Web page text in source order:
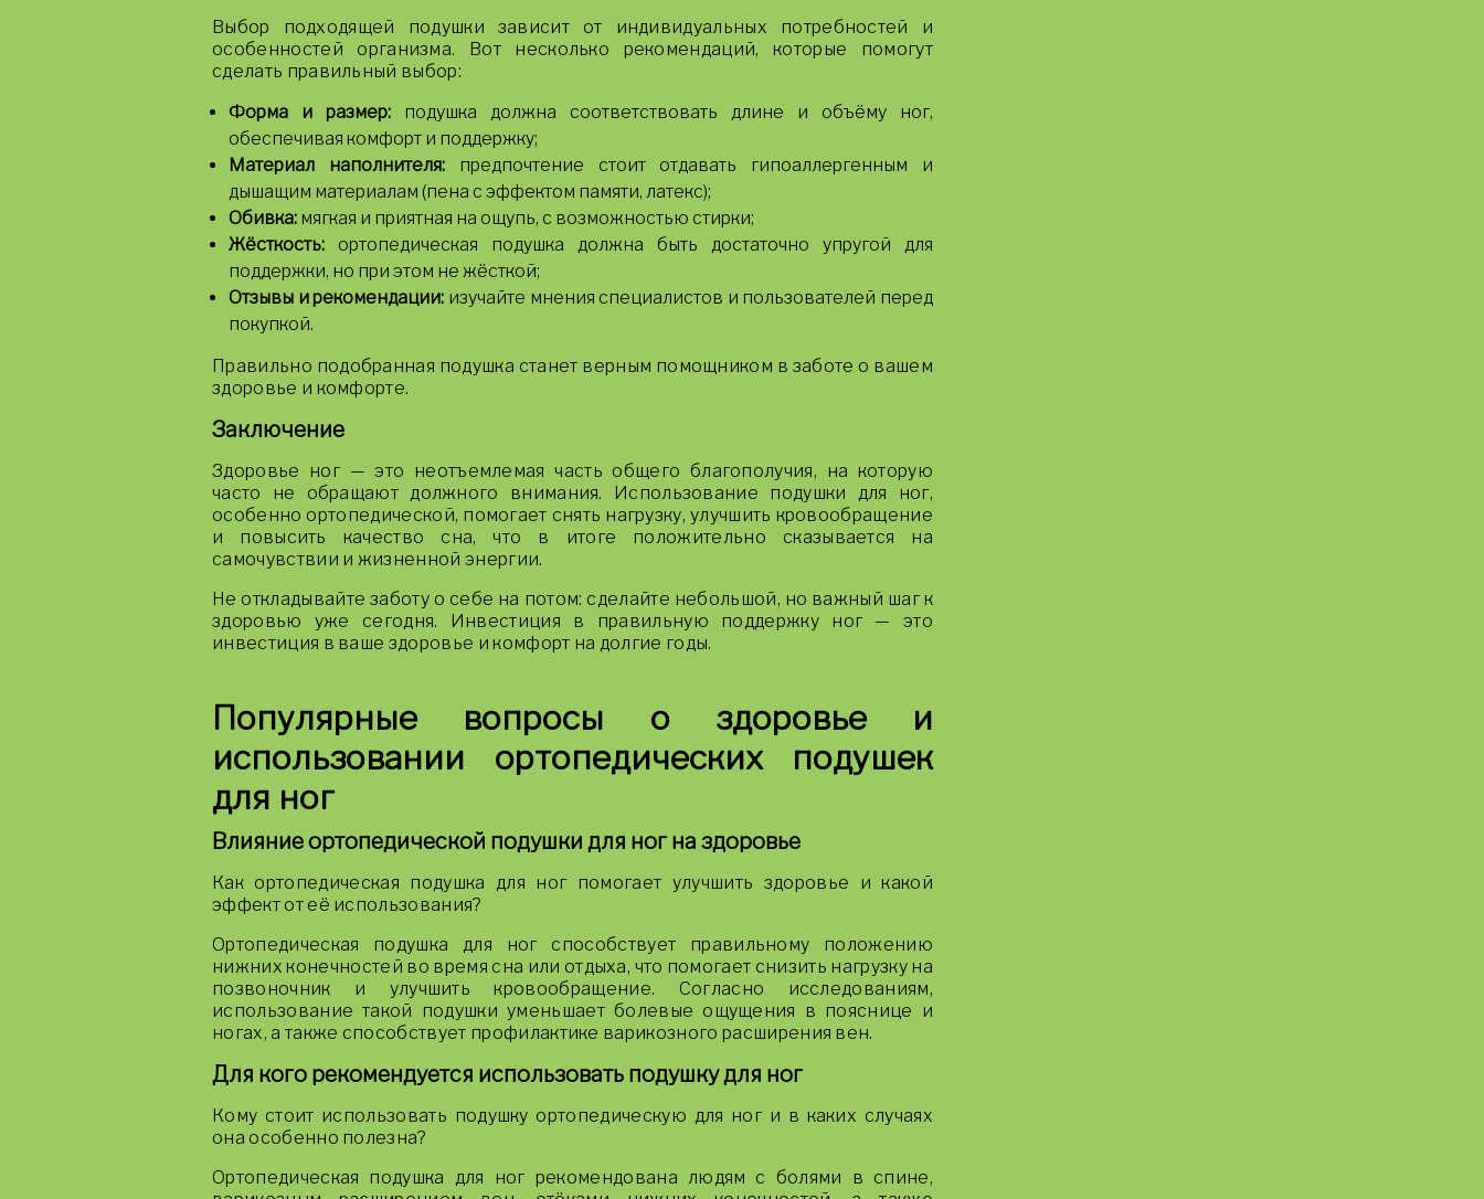
Выбор подходящей подушки зависит от индивидуальных потребностей и
особенностей организма. Вот несколько рекомендаций, которые помогут
сделать правильный выбор:
Форма и размер: подушка должна соответствовать длине и объёму ног,
обеспечивая комфорт и поддержку;
Материал наполнителя:предпочтение стоит отдавать гипоаллергенным и
дышащим материалам (пена с эффектом памяти, латекс);
Обивка: мягкая и приятная на ощупь, с возможностью стирки;
Жёсткость: ортопедическая подушка должна быть достаточно упругой для
поддержки, но при этом не жёсткой;
Отзывы и рекомендации: изучайте мнения специалистов и пользователей перед
покупкой.
Правильно подобранная подушка станет верным помощником в заботе о вашем
здоровье и комфорте.
Заключение
Здоровье ног — это неотъемлемая часть общего благополучия, на которую
часто не обращают должного внимания. Использование подушки для ног,
особенно ортопедической, помогает снять нагрузку, улучшить кровообращение
и повысить качество сна, что в итоге положительно сказывается на
самочувствии и жизненной энергии.
Не откладывайте заботу о себе на потом: сделайте небольшой, но важный шаг к
здоровью уже сегодня. Инвестиция в правильную поддержку ног — это
инвестиция в ваше здоровье и комфорт на долгие годы.
Популярные вопросы о здоровье и
использовании ортопедических подушек
для ног
Влияние ортопедической подушки для ног на здоровье
Как ортопедическая подушка для ног помогает улучшить здоровье и какой
эффект от её использования?
Ортопедическая подушка для ног способствует правильному положению
нижних конечностей во время сна или отдыха, что помогает снизить нагрузку на
позвоночник и улучшить кровообращение. Согласно исследованиям,
использование такой подушки уменьшает болевые ощущения в пояснице и
ногах, а также способствует профилактике варикозного расширения вен.
Для кого рекомендуется использовать подушку для ног
Кому стоит использовать подушку ортопедическую для ног и в каких случаях
она особенно полезна?
Ортопедическая подушка для ног рекомендована людям с болями в спине,